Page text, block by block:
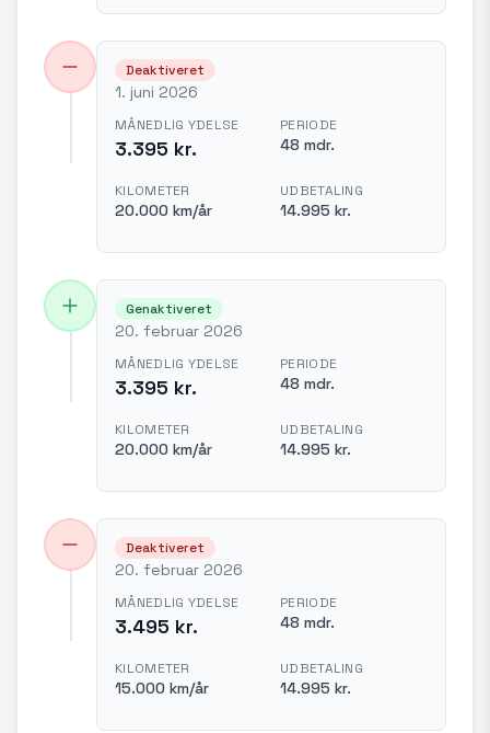
Deaktiveret
1. juni 2026
MÅNEDLIG YDELSE
3.395 kr.
PERIODE
48 mdr.
KILOMETER
20.000 km/år
UDBETALING
14.995 kr.
Genaktiveret
20. februar 2026
MÅNEDLIG YDELSE
3.395 kr.
PERIODE
48 mdr.
KILOMETER
20.000 km/år
UDBETALING
14.995 kr.
Deaktiveret
20. februar 2026
MÅNEDLIG YDELSE
3.495 kr.
PERIODE
48 mdr.
KILOMETER
15.000 km/år
UDBETALING
14.995 kr.